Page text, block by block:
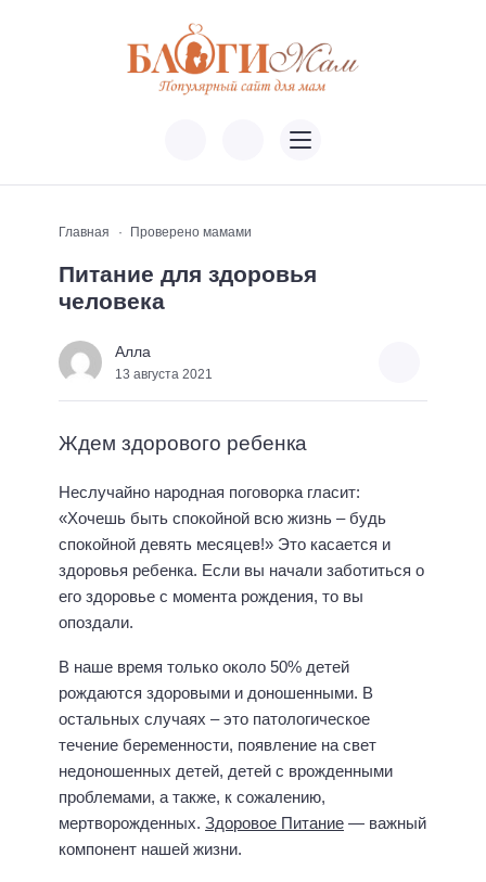
Главная Проверено мамами
Питание для здоровья
человека
Алла
13 августа 2021
Ждем здорового ребенка
Неслучайно народная поговорка гласит:
«Хочешь быть спокойной всю жизнь – будь
спокойной девять месяцев!» Это касается и
здоровья ребенка. Если вы начали заботиться о
его здоровье с момента рождения, то вы
опоздали.
В наше время только около 50% детей
рождаются здоровыми и доношенными. В
остальных случаях – это патологическое
течение беременности, появление на свет
недоношенных детей, детей с врожденными
проблемами, а также, к сожалению,
мертворожденных. Здоровое Питание — важный
компонент нашей жизни.